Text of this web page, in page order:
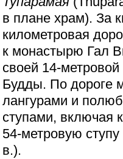
в плане храм). За
километровая
к монастырю Гал
своей 14-
Будды. По дороге
лангурами и
ступами, включая
54-метровую ступу
в.).